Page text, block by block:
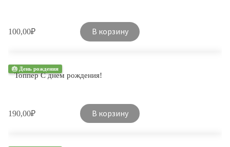
100,00₽ В корзину
🎂 День рождения
Топпер С днем рождения!
190,00₽ В корзину